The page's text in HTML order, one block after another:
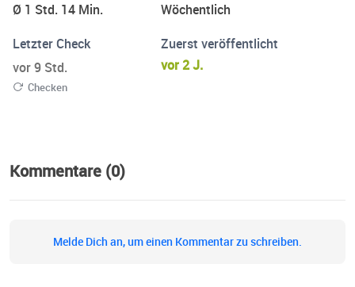
Ø 1 Std. 14 Min.
Wöchentlich
Letzter Check
vor 9 Std.
Checken
Zuerst veröffentlicht
vor 2 J.
Kommentare (0)
Melde Dich an, um einen Kommentar zu schreiben.